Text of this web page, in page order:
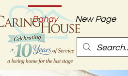
Bahay New Page